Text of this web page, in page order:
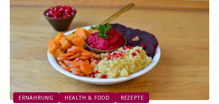
ERNÄHRUNG HEALTH & FOOD REZEPTE